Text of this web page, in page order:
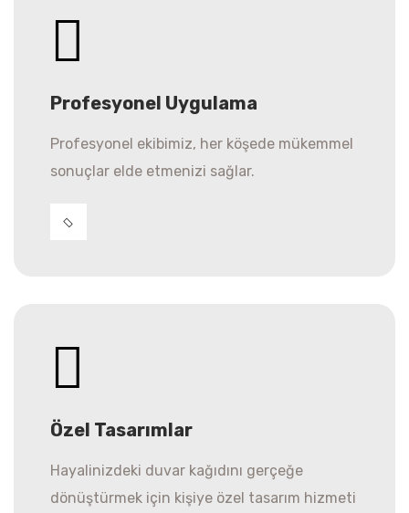
Profesyonel Uygulama
Profesyonel ekibimiz, her köşede mükemmel
sonuçlar elde etmenizi sağlar.
Özel Tasarımlar
Hayalinizdeki duvar kağıdını gerçeğe
dönüştürmek için kişiye özel tasarım hizmeti